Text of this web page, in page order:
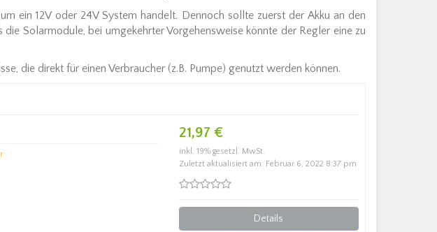
ein 12V oder 24V System handelt. Dennoch sollte zuerst der Akku an den
Solarmodule, bei umgekehrter Vorgehensweise könnte der Regler eine zu
die direkt für einen Verbraucher (z.B. Pumpe) genutzt werden können.
21,97 €
inkl. 19% gesetzl. MwSt.
Zuletzt aktualisiert am: Februar 6, 2022 8:37 pm
Details